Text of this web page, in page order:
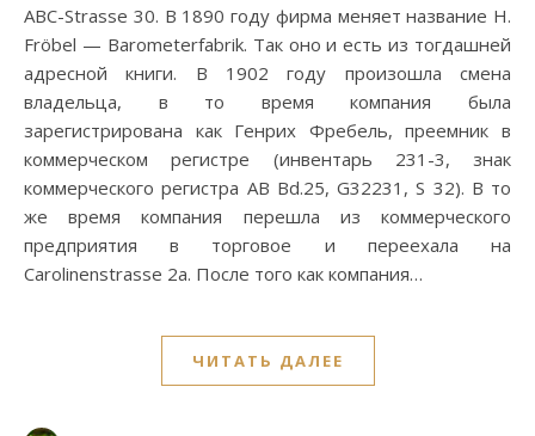
ABC-Strasse 30. В 1890 году фирма меняет название H.
Fröbel — Barometerfabrik. Так оно и есть из тогдашней
адресной книги. В 1902 году произошла смена
владельца, в то время компания была
зарегистрирована как Генрих Фребель, преемник в
коммерческом регистре (инвентарь 231-3, знак
коммерческого регистра AB Bd.25, G32231, S 32). В то
же время компания перешла из коммерческого
предприятия в торговое и переехала на
Carolinenstrasse 2a. После того как компания…
ЧИТАТЬ ДАЛЕЕ